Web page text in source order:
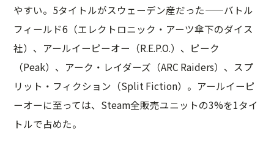
やすい。5タイトルがスウェーデン産だった——バトル
フィールド6（エレクトロニック・アーツ傘下のダイス
社）、アールイーピーオー（R.E.P.O.）、ピーク
（Peak）、アーク・レイダーズ（ARC Raiders）、スプ
リット・フィクション（Split Fiction）。アールイーピ
ーオーに至っては、Steam全販売ユニットの3%を1タイ
トルで占めた。